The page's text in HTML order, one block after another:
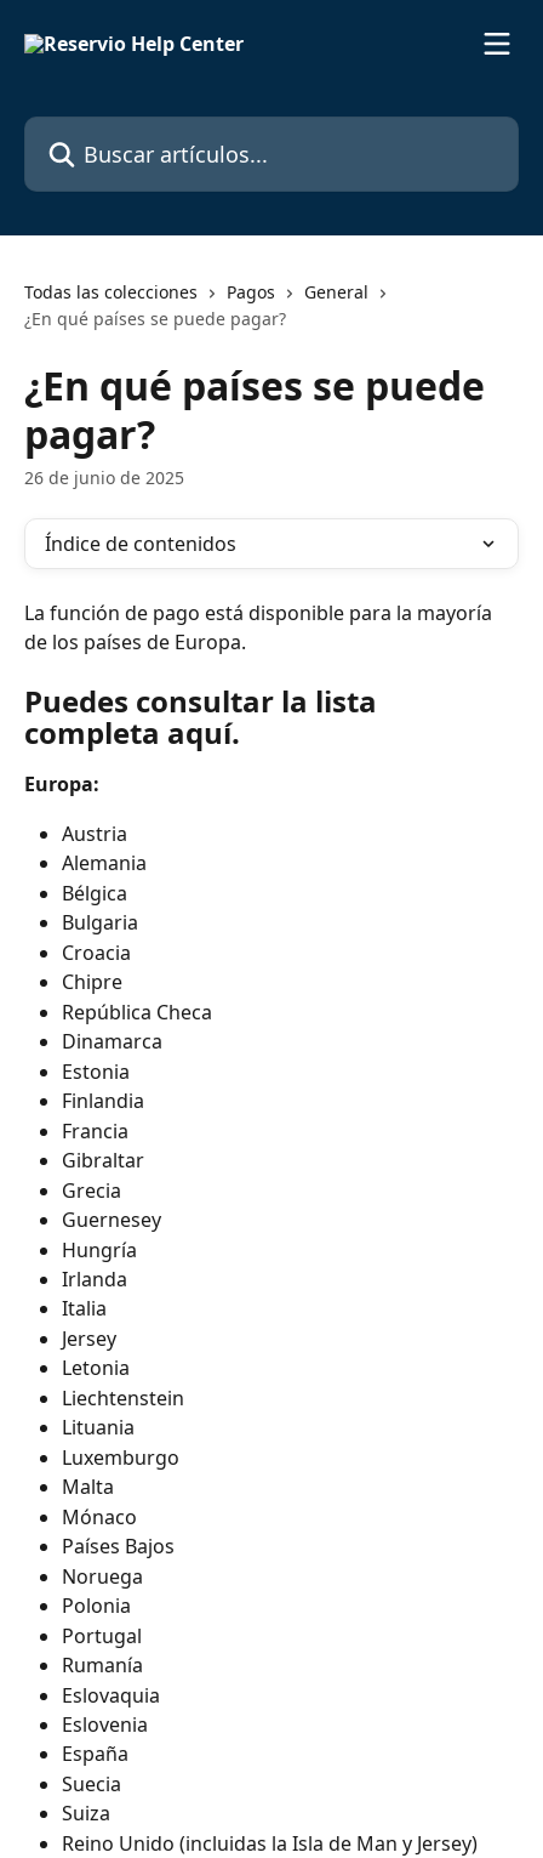
Buscar artículos...
Todas las colecciones Pagos
General
¿En qué países se puede pagar?
¿En qué países se puede
pagar?
26 de junio de 2025
Índice de contenidos
La función de pago está disponible para la mayoría
de los países de Europa.
Puedes consultar la lista
completa aquí.
Europa:
Austria
Alemania
Bélgica
Bulgaria
Croacia
Chipre
República Checa
Dinamarca
Estonia
Finlandia
Francia
Gibraltar
Grecia
Guernesey
Hungría
Irlanda
Italia
Jersey
Letonia
Liechtenstein
Lituania
Luxemburgo
Malta
Mónaco
Países Bajos
Noruega
Polonia
Portugal
Rumanía
Eslovaquia
Eslovenia
España
Suecia
Suiza
Reino Unido (incluidas la Isla de Man y Jersey)